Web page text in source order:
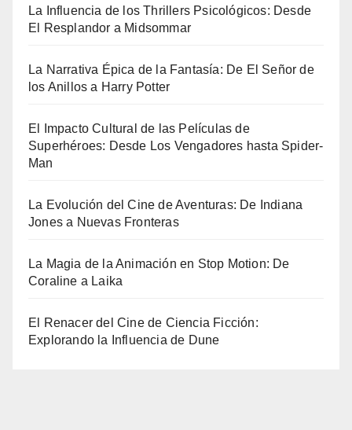
La Influencia de los Thrillers Psicológicos: Desde
El Resplandor a Midsommar
La Narrativa Épica de la Fantasía: De El Señor de
los Anillos a Harry Potter
El Impacto Cultural de las Películas de
Superhéroes: Desde Los Vengadores hasta Spider-
Man
La Evolución del Cine de Aventuras: De Indiana
Jones a Nuevas Fronteras
La Magia de la Animación en Stop Motion: De
Coraline a Laika
El Renacer del Cine de Ciencia Ficción:
Explorando la Influencia de Dune